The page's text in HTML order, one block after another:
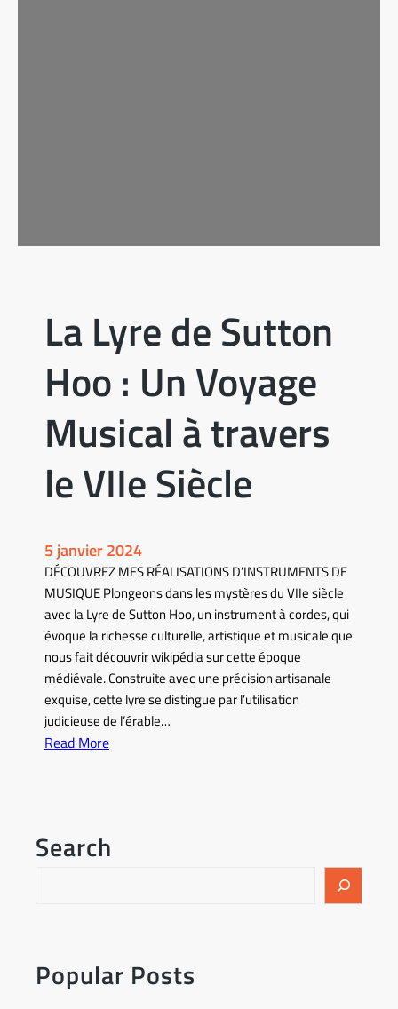
La Lyre de Sutton
Hoo : Un Voyage
Musical à travers
le VIIe Siècle
5 janvier 2024
DÉCOUVREZ MES RÉALISATIONS D’INSTRUMENTS DE
MUSIQUE Plongeons dans les mystères du VIIe siècle
avec la Lyre de Sutton Hoo, un instrument à cordes, qui
évoque la richesse culturelle, artistique et musicale que
nous fait découvrir wikipédia sur cette époque
médiévale. Construite avec une précision artisanale
exquise, cette lyre se distingue par l’utilisation
judicieuse de l’érable…
Read More
Search
Popular Posts